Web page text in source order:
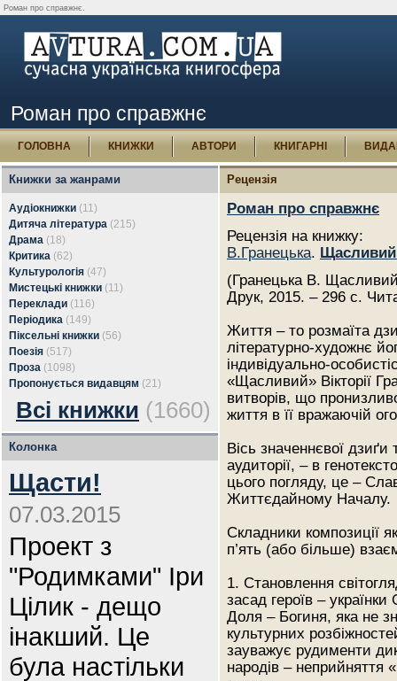
Роман про справжнє.
Роман про справжнє
ГОЛОВНА КНИЖКИ АВТОРИ КНИГАРНІ
Книжки за жанрами
Аудіокнижки (11)
Дитяча література (215)
Драма (18)
Критика (62)
Культурологія (47)
Мистецькі книжки (11)
Переклади (116)
Періодика (149)
Піксельні книжки (56)
Поезія (517)
Проза (1098)
Пропонується видавцям (21)
Всі книжки (1660)
Колонка
Щасти!
07.03.2015
Проект з
"Родимками" Іри
Цілик - дещо
інакший. Це
була настільки
Рецензія
Роман про справжнє
Рецензія на книжку:
В.Гранецька. Щасливий
(Гранецька В.
Друк, 2015. – 296 с.
Життя – то розмаїта
літературно-художнє
індивідуально-
«Щасливий» Вікторії
витворів, що
життя в її вражаючій
Вісь значеннєвої
аудиторії, – в
цього погляду, це –
Життєдайному Началу.
Складники композиції
п’ять (або більше)
1. Становлення
засад героїв –
Доля – Богиня, яка не
культурних
зауважує рудименти
народів – неприйняття